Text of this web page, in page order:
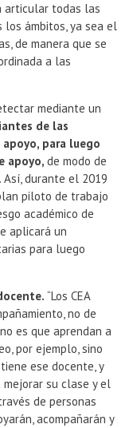
articular todas las
ámbitos, ya sea el
de manera que se
a las
mediante un
de las
para luego
apoyo, de modo de
durante el 2019
piloto de trabajo
académico de
aplicará un
para luego
“Los CEA
no de
es que aprendan a
por ejemplo, sino
ese docente, y
su clase y el
de personas
acompañarán y